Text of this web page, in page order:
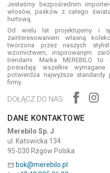
Jesteśmy bezpośrednim
włosów, pasków z całego
hurtową.
Od wielu lat projektujemy i
zainteresowaniem własną
tworzona przez naszych
wzornictwem, inspirowanym
trendami. Marka MEREBILO
posiadają wszelkie
potwierdza najwyższe
firmy.
DOŁĄCZ DO NAS:
DANE KONTAKTOWE
Merebilo Sp. J
ul. Katowicka 134
95-030 Rzgów Polska
 bok@merebilo.pl